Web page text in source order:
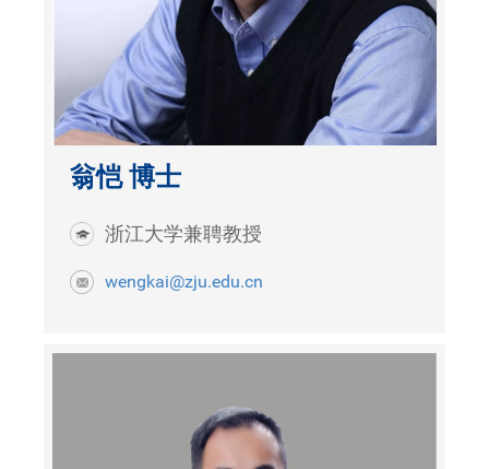
翁恺 博士
浙江大学兼聘教授
wengkai@zju.edu.cn